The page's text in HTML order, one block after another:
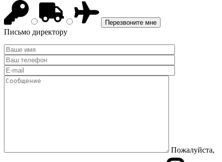
Письмо директору
Пожалуйста,